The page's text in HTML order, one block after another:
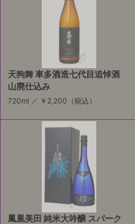
天狗舞 車多酒造七代目追悼酒
山廃仕込み
720ml ／ ￥2,200 （税込）
鳳凰美田 純米大吟醸 スパーク